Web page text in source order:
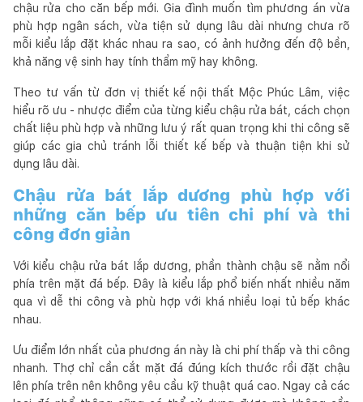
chậu rửa cho căn bếp mới. Gia đình muốn tìm phương án vừa
phù hợp ngân sách, vừa tiện sử dụng lâu dài nhưng chưa rõ
mỗi kiểu lắp đặt khác nhau ra sao, có ảnh hưởng đến độ bền,
khả năng vệ sinh hay tính thẩm mỹ hay không.
Theo tư vấn từ đơn vị thiết kế nội thất Mộc Phúc Lâm, việc
hiểu rõ ưu - nhược điểm của từng kiểu chậu rửa bát, cách chọn
chất liệu phù hợp và những lưu ý rất quan trọng khi thi công sẽ
giúp các gia chủ tránh lỗi thiết kế bếp và thuận tiện khi sử
dụng lâu dài.
Chậu rửa bát lắp dương phù hợp với
những căn bếp ưu tiên chi phí và thi
công đơn giản
Với kiểu chậu rửa bát lắp dương, phần thành chậu sẽ nằm nổi
phía trên mặt đá bếp. Đây là kiểu lắp phổ biến nhất nhiều năm
qua vì dễ thi công và phù hợp với khá nhiều loại tủ bếp khác
nhau.
Ưu điểm lớn nhất của phương án này là chi phí thấp và thi công
nhanh. Thợ chỉ cần cắt mặt đá đúng kích thước rồi đặt chậu
lên phía trên nên không yêu cầu kỹ thuật quá cao. Ngay cả các